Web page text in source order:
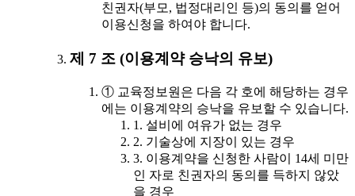
친권자(부모, 법정대리인 등)의 동의를 얻어
이용신청을 하여야 합니다.
제 7 조 (이용계약 승낙의 유보)
① 교육정보원은 다음 각 호에 해당하는 경우
에는 이용계약의 승낙을 유보할 수 있습니다.
1. 설비에 여유가 없는 경우
2. 기술상에 지장이 있는 경우
3. 이용계약을 신청한 사람이 14세 미만
인 자로 친권자의 동의를 득하지 않았
을 경우